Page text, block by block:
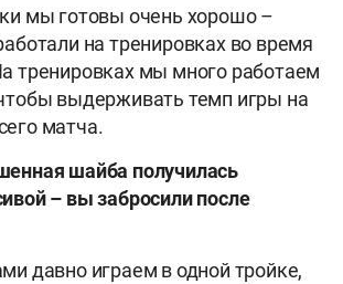
мы готовы очень хорошо –
на тренировках во время
тренировках мы много работаем
выдерживать темп игры на
матча.
шайба получилась
– вы забросили после
давно играем в одной тройке,